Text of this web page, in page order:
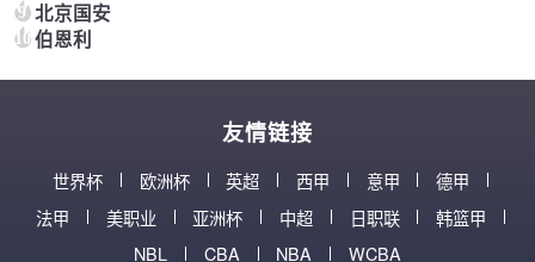
9 北京国安
10伯恩利
友情链接
世界杯 欧洲杯 英超 西甲 意甲
德甲
法甲
美职业 亚洲杯 中超 日职联
韩篮甲
NBL
CBA NBA WCBA